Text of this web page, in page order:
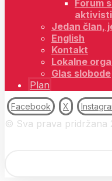
Forum
Jedan član,
English
Kontakt
Lokalne
Glas slobode
Plan
Facebook X
© Sva prava pridržana